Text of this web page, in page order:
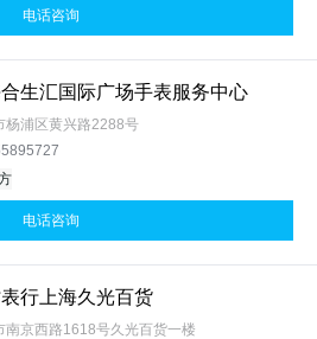
电话咨询
合生汇国际广场手表服务中心
杨浦区黄兴路2288号
电话咨询
行上海久光百货
南京西路1618号久光百货一楼